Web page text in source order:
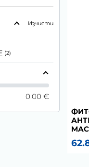
Изчисти
(2)
0.00 €